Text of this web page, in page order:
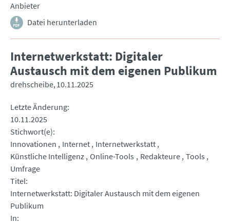
Anbieter
Datei herunterladen
Internetwerkstatt: Digitaler
Austausch mit dem eigenen Publikum
drehscheibe 10.11.2025
Letzte Änderung
10.11.2025
Stichwort(e)
Innovationen
Internet Internetwerkstatt
Künstliche Intelligenz Online-Tools Redakteure Tools
Umfrage
Titel
Internetwerkstatt: Digitaler Austausch mit dem eigenen
Publikum
In